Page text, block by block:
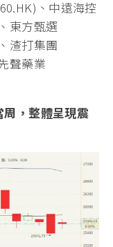
、中遠海控
東方甄選
渣打集團
聲藥業
，整體呈現震